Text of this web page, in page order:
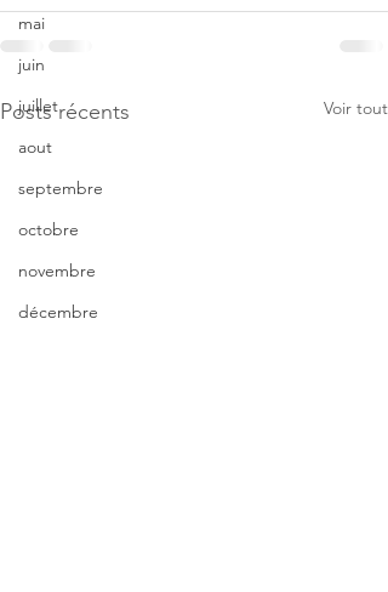
mai
juin
juillet
aout
septembre
octobre
novembre
décembre
Posts récents Voir tout